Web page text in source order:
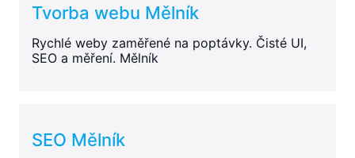
Tvorba webu Mělník
Rychlé weby zaměřené na poptávky. Čisté UI,
SEO a měření. Mělník
SEO Mělník